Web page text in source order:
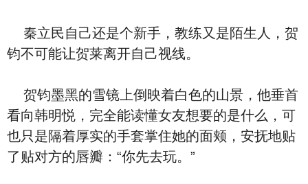
秦立民自己还是个新手，教练又是陌生人，贺
钧不可能让贺莱离开自己视线。
贺钧墨黑的雪镜上倒映着白色的山景，他垂首
看向韩明悦，完全能读懂女友想要的是什么，可
也只是隔着厚实的手套掌住她的面颊，安抚地贴
了贴对方的唇瓣：“你先去玩。”